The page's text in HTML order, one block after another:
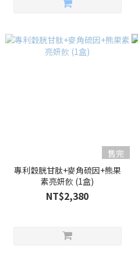
售完
專利穀胱甘肽+麥角硫因+熊果
素亮妍飮 (1盒)
NT$2,380